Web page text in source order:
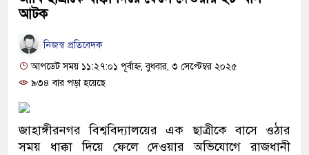
আটক
নিজস্ব প্রতিবেদক
আপডেট সময় ১১:২৭:০১ পূর্বাহ্ন, বুধবার, ৩ সেপ্টেম্বর ২০২৫
৯৩৪ বার পড়া হয়েছে
জাহাঙ্গীরনগর বিশ্ববিদ্যালয়ের এক ছাত্রীকে বাসে ওঠার
সময় ধাক্কা দিয়ে ফেলে দেওয়ার অভিযোগে রাজধানী